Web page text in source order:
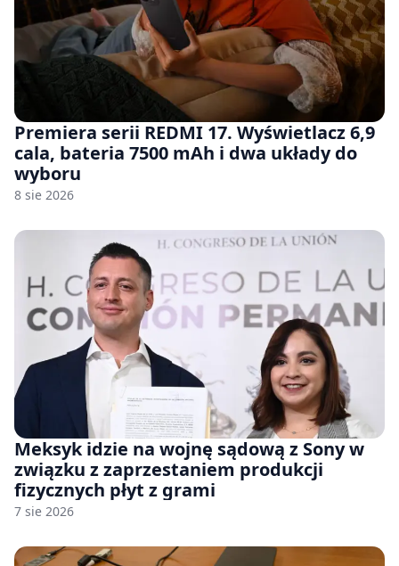
Premiera serii REDMI 17. Wyświetlacz 6,9
cala, bateria 7500 mAh i dwa układy do
wyboru
8 sie 2026
Meksyk idzie na wojnę sądową z Sony w
związku z zaprzestaniem produkcji
fizycznych płyt z grami
7 sie 2026